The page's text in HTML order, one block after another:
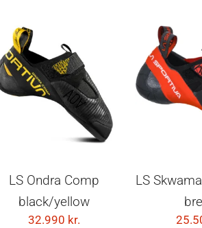
VELDU KOSTI
LS Ondra Comp
black/yellow
32.990 kr.
LS